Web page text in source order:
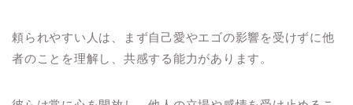
頼られやすい人は、まず自己愛やエゴの影響を受けずに他
者のことを理解し、共感する能力があります。